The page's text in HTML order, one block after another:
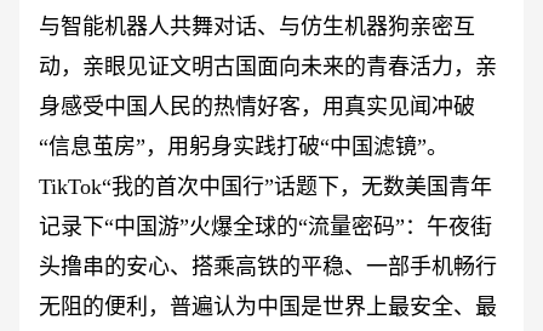
与智能机器人共舞对话、与仿生机器狗亲密互
动，亲眼见证文明古国面向未来的青春活力，亲
身感受中国人民的热情好客，用真实见闻冲破
“信息茧房”，用躬身实践打破“中国滤镜”。
TikTok“我的首次中国行”话题下，无数美国青年
记录下“中国游”火爆全球的“流量密码”：午夜街
头撸串的安心、搭乘高铁的平稳、一部手机畅行
无阻的便利，普遍认为中国是世界上最安全、最